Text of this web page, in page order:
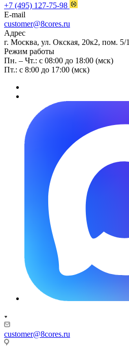
+7 (495) 127-75-98
E-mail
customer@8cores.ru
Адрес
г. Москва, ул. Окская, 20к2, пом. 5/1
Режим работы
Пн. – Чт.: с 08:00 до 18:00 (мск)
Пт.: с 8:00 до 17:00 (мск)
customer@8cores.ru